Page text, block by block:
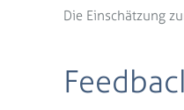
Die Einschätzung